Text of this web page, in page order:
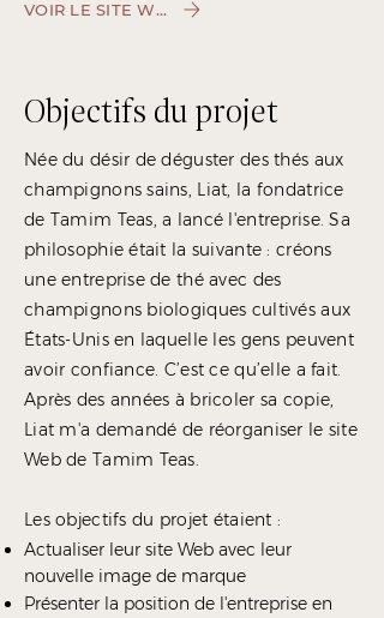
VOIR LE SITE WEB
Objectifs du projet
Née du désir de déguster des thés aux
champignons sains, Liat, la fondatrice
de Tamim Teas, a lancé l'entreprise. Sa
philosophie était la suivante : créons
une entreprise de thé avec des
champignons biologiques cultivés aux
États-Unis en laquelle les gens peuvent
avoir confiance. C’est ce qu’elle a fait.
Après des années à bricoler sa copie,
Liat m'a demandé de réorganiser le site
Web de Tamim Teas.
Les objectifs du projet étaient :
Actualiser leur site Web avec leur
nouvelle image de marque
Présenter la position de l'entreprise en